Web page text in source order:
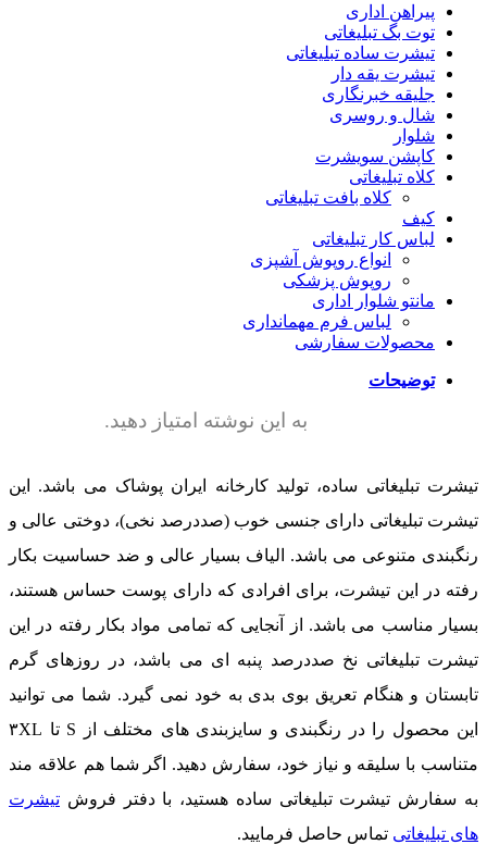
پیراهن اداری
توت بگ تبلیغاتی
تیشرت ساده تبلیغاتی
تیشرت یقه دار
جلیقه خبرنگاری
شال و روسری
شلوار
کاپشن سویشرت
کلاه تبلیغاتی
کلاه بافت تبلیغاتی
کیف
لباس کار تبلیغاتی
انواع روپوش آشپزی
روپوش پزشکی
مانتو شلوار اداری
لباس فرم مهمانداری
محصولات سفارشی
توضیحات
به این نوشته امتیاز دهید.
تیشرت تبلیغاتی ساده، تولید کارخانه ایران پوشاک می باشد. این
تیشرت تبلیغاتی دارای جنسی خوب (صددرصد نخی)، دوختی عالی و
رنگبندی متنوعی می باشد. الیاف بسیار عالی و ضد حساسیت بکار
رفته در این تیشرت، برای افرادی که دارای پوست حساس هستند،
بسیار مناسب می باشد. از آنجایی که تمامی مواد بکار رفته در این
تیشرت تبلیغاتی نخ صددرصد پنبه ای می باشد، در روزهای گرم
تابستان و هنگام تعریق بوی بدی به خود نمی گیرد. شما می توانید
این محصول را در رنگبندی و سایزبندی های مختلف از S تا ۳XL
متناسب با سلیقه و نیاز خود، سفارش دهید. اگر شما هم علاقه مند
به سفارش تیشرت تبلیغاتی ساده هستید، با دفتر فروش تیشرت
های تبلیغاتی تماس حاصل فرمایید.